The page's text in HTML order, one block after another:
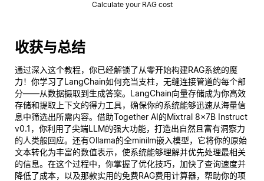
Calculate your RAG cost
收获与总结
通过深入这个教程，你已经解锁了从零开始构建RAG系统的魔
力！你学习了LangChain如何充当支柱，无缝连接管道的每个部
分——从数据摄取到生成答案。LangChain向量存储成为你高效
存储和提取上下文的得力工具，确保你的系统能够迅速从海量信
息中筛选出所需内容。借助Together AI的Mixtral 8x7B Instruct
v0.1，你利用了尖端LLM的强大功能，打造出自然且富有洞察力
的人类般回应。还有Ollama的全minilm嵌入模型，它将你的原始
文本转化为丰富的数值表示，使系统能够理解并优先处理最相关
的信息。在这个过程中，你掌握了优化技巧，加快了查询速度并
降低了成本，以及那款实用的免费RAG费用计算器，帮助你的项